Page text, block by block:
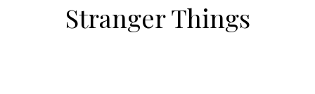
Stranger Things